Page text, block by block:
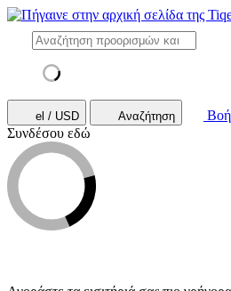
el / USD Αναζήτηση
Συνδέσου εδώ